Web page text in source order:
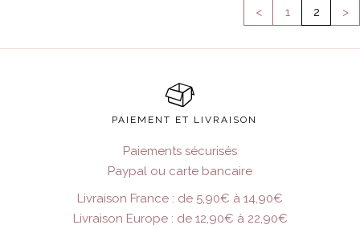
< 1 2 >
PAIEMENT ET LIVRAISON
Paiements sécurisés
Paypal ou carte bancaire
Livraison France : de 5,90€ à 14,90€
Livraison Europe : de 12,90€ à 22,90€